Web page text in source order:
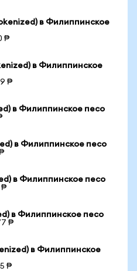
в Филиппинское
₱
в Филиппинское
₱
в Филиппинское песо
в Филиппинское песо
в Филиппинское песо
₱
в Филиппинское песо
₱
в Филиппинское
₱